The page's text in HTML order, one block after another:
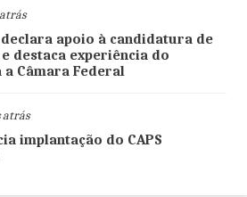
declara apoio à candidatura de
e destaca experiência do
Câmara Federal
atrás
implantação do CAPS